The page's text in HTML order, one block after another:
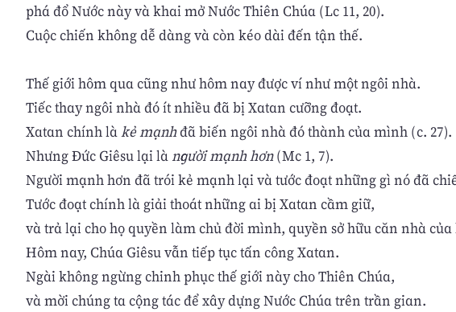
phá đổ Nước này và khai mở Nước Thiên Chúa (Lc 11, 20).
Cuộc chiến không dễ dàng và còn kéo dài đến tận thế.
Thế giới hôm qua cũng như hôm nay được ví như một ngôi nhà.
Tiếc thay ngôi nhà đó ít nhiều đã bị Xatan cưỡng đoạt.
Xatan chính làkẻ mạnhđã biến ngôi nhà đó thành của mình (c. 27).
Nhưng Đức Giêsu lại làngười mạnh hơn(Mc 1, 7).
Người mạnh hơn đã trói kẻ mạnh lại và tước đoạt những gì nó đã
Tước đoạt chính là giải thoát những ai bị Xatan cầm giữ,
và trả lại cho họ quyền làm chủ đời mình, quyền sở hữu căn nhà của
Hôm nay, Chúa Giêsu vẫn tiếp tục tấn công Xatan.
Ngài không ngừng chinh phục thế giới này cho Thiên Chúa,
và mời chúng ta cộng tác để xây dựng Nước Chúa trên trần gian.